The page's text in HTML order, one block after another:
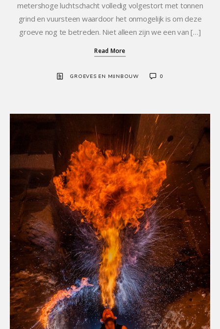
metershoge luchtschacht volledig volgestort met tonnen
grind en vuursteen waardoor het onmogelijk is om deze
groeve nog te betreden. Niet alleen zijn we een van […]
Read More
GROEVES EN MIJNBOUW 0